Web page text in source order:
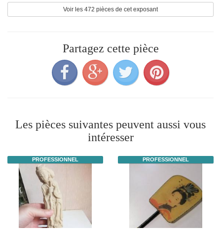
Voir les 472 pièces de cet exposant
Partagez cette pièce
Les pièces suivantes peuvent aussi vous
intéresser
PROFESSIONNEL PROFESSIONNEL